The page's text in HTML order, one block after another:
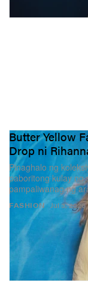
FASHION
Butter Yellow
Drop ni
Pinaghalo ng
paboritong kulay ng
pampaliwanag ng
Jul 3, 2026